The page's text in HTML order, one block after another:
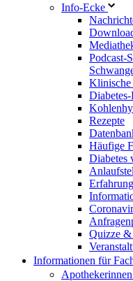
Info-Ecke
Podcast-
Klinische
Rezepte
Häufige
Diabetes
Quizze &
Informationen für